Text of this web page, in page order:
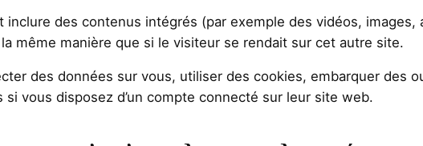
inclure des contenus intégrés (par exemple des vidéos,
même manière que si le visiteur se rendait sur cet autre site.
des données sur vous, utiliser des cookies, embarquer des
vous disposez d’un compte connecté sur leur site web.